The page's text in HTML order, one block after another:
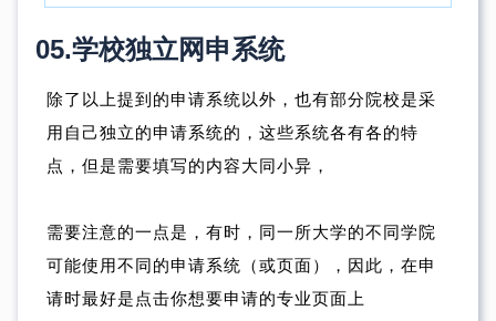
05.学校独立网申系统
除了以上提到的申请系统以外，也有部分院校是采
用自己独立的申请系统的，这些系统各有各的特
点，但是需要填写的内容大同小异，
需要注意的一点是，有时，同一所大学的不同学院
可能使用不同的申请系统（或页面），因此，在申
请时最好是点击你想要申请的专业页面上